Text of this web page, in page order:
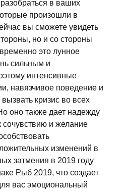
в ваших
произошли в
вы сможете увидеть
но и со стороны
это лунное
сильным и
интенсивные
навязчивое поведение и
кризис во всех
оно также дает надежду
сочувствию и желание
изменений в
затмения в 2019 году
Рыб 2019, что создает
вас эмоциональный